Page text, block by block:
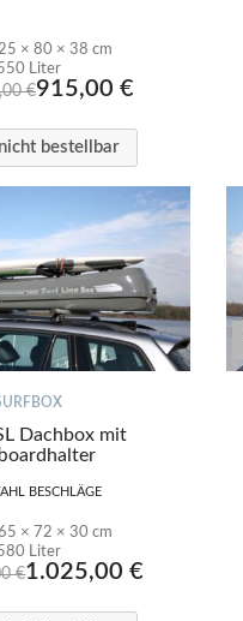
× 80 × 38 cm
Liter
€915,00 €
bestellbar
Dachbox mit
BESCHLÄGE
× 72 × 30 cm
Liter
€1.025,00€